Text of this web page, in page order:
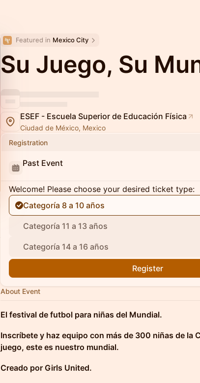
Featured in Mexico City
Su Juego, Su
ESEF - Escuela Superior de Educación Física
Ciudad de México, Mexico
Registration
Past Event
Welcome! Please choose your desired ticket type:
Categoría 8 a 10 años
Categoría 11 a 13 años
Categoría 14 a 16 años
Register
About Event
El festival de futbol para niñas del Mundial.
Inscríbete y haz equipo con más de 300 niñas de la
juego, este es nuestro mundial.
Creado por Girls United.